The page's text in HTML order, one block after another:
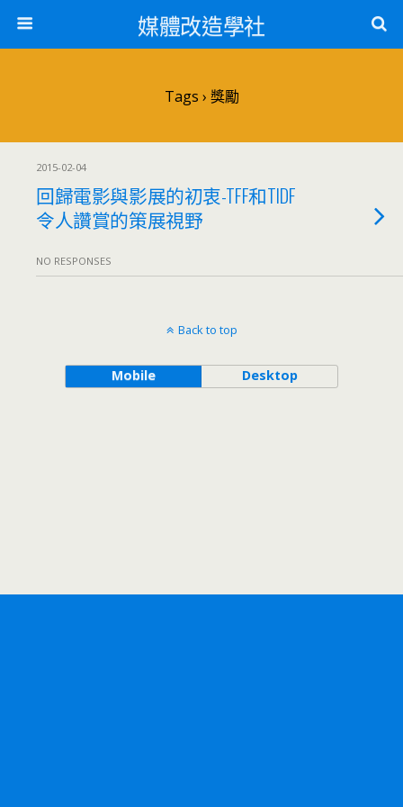
媒體改造學社
Tags › 獎勵
2015-02-04
回歸電影與影展的初衷-TFF和TIDF
令人讚賞的策展視野
NO RESPONSES
Back to top
Mobile Desktop